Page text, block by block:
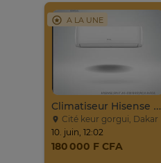
A LA UNE
Climatiseur Hisense Split AS-09CR
Cité keur gorgui, Dakar
10. juin, 12:02
180 000 F CFA